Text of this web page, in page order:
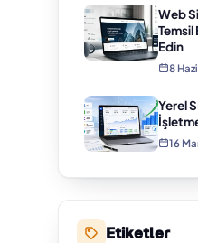
Web
Temsil
Edin
8
Yerel
16
Etiketler